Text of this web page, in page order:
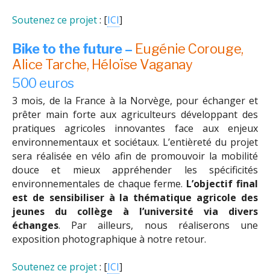
Soutenez ce projet: [ICI]
Bike to the future – Eugénie Corouge,
Alice Tarche, Héloïse Vaganay
500 euros
3 mois, de la France à la Norvège, pour échanger et
prêter main forte aux agriculteurs développant des
pratiques agricoles innovantes face aux enjeux
environnementaux et sociétaux. L’entièreté du projet
sera réalisée en vélo afin de promouvoir la mobilité
douce et mieux appréhender les spécificités
environnementales de chaque ferme. L’objectif final
est de sensibiliser à la thématique agricole des
jeunes du collège à l’université via divers
échanges. Par ailleurs, nous réaliserons une
exposition photographique à notre retour.
Soutenez ce projet: [ICI]